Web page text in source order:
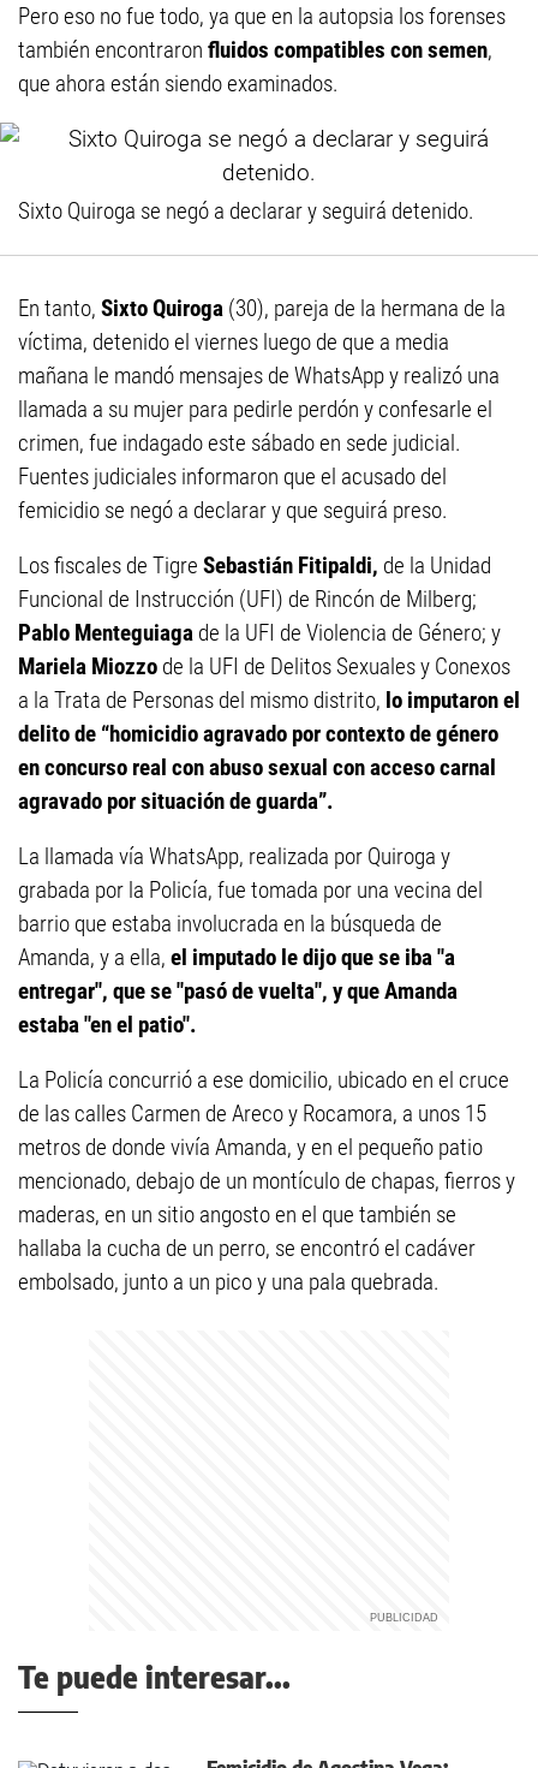
Pero eso no fue todo, ya que en la autopsia los forenses
también encontraron fluidos compatibles con semen,
que ahora están siendo examinados.
Sixto Quiroga se negó a declarar y seguirá detenido.
En tanto, Sixto Quiroga (30), pareja de la hermana de la
víctima, detenido el viernes luego de que a media
mañana le mandó mensajes de WhatsApp y realizó una
llamada a su mujer para pedirle perdón y confesarle el
crimen, fue indagado este sábado en sede judicial.
Fuentes judiciales informaron que el acusado del
femicidio se negó a declarar y que seguirá preso.
Los fiscales de Tigre Sebastián Fitipaldi, de la Unidad
Funcional de Instrucción (UFI) de Rincón de Milberg;
Pablo Menteguiaga de la UFI de Violencia de Género; y
Mariela Miozzo de la UFI de Delitos Sexuales y Conexos
a la Trata de Personas del mismo distrito, lo imputaron el
delito de “homicidio agravado por contexto de género
en concurso real con abuso sexual con acceso carnal
agravado por situación de guarda”.
La llamada vía WhatsApp, realizada por Quiroga y
grabada por la Policía, fue tomada por una vecina del
barrio que estaba involucrada en la búsqueda de
Amanda, y a ella, el imputado le dijo que se iba "a
entregar", que se "pasó de vuelta", y que Amanda
estaba "en el patio".
La Policía concurrió a ese domicilio, ubicado en el cruce
de las calles Carmen de Areco y Rocamora, a unos 15
metros de donde vivía Amanda, y en el pequeño patio
mencionado, debajo de un montículo de chapas, fierros y
maderas, en un sitio angosto en el que también se
hallaba la cucha de un perro, se encontró el cadáver
embolsado, junto a un pico y una pala quebrada.
Te puede interesar...